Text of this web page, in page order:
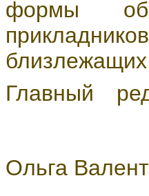
формы
Главный
Ольга